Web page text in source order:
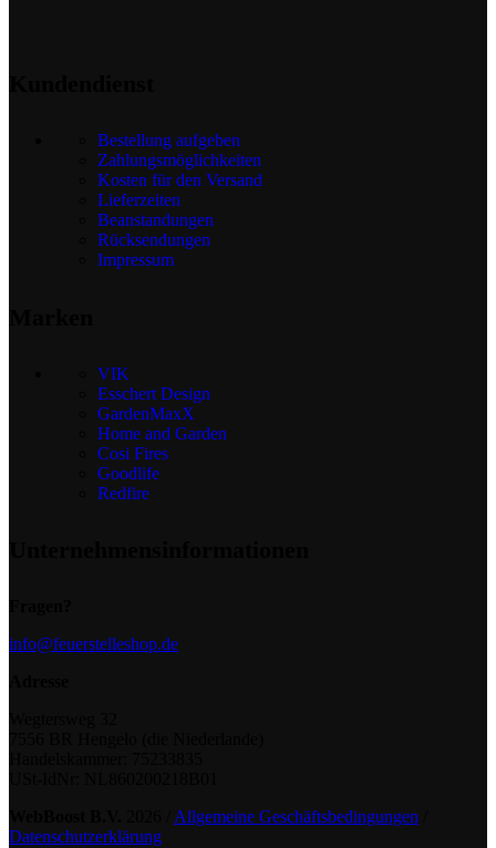
Bestellung aufgeben
Zahlungsmöglichkeiten
Kosten für den Versand
Lieferzeiten
Beanstandungen
Rücksendungen
Impressum
VIK
Esschert Design
GardenMaxX
Home and Garden
Cosi Fires
Goodlife
Redfire
info@feuerstelleshop.de
Allgemeine Geschäftsbedingungen
Datenschutzerklärung